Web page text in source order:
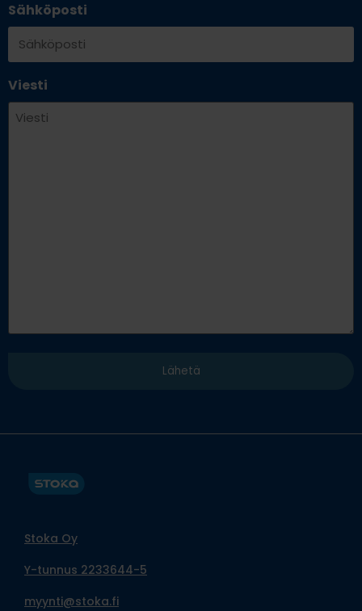
Sähköposti
Viesti
Stoka Oy
Y-tunnus 2233644-5
myynti@stoka.fi